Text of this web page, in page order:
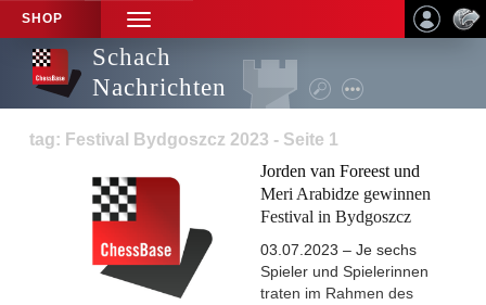
SHOP
TOGGLE
NAVIGATION
Schach
Nachrichten
tag: Festival Bydgoszcz 2023 - Seite 1
Jorden van Foreest und
Meri Arabidze gewinnen
Festival in Bydgoszcz
03.07.2023 – Je sechs
Spieler und Spielerinnen
traten im Rahmen des